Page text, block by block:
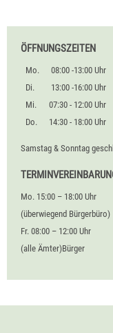
ÖFFNUNGSZEITEN
Mo.
08:00 -13:00 Uhr
Di.
13:00 -16:00 Uhr
Mi.
07:30 - 12:00 Uhr
Do.
14:30 - 18:00 Uhr
Samstag & Sonntag
Mo. 15:00 – 18:00 Uhr
(überwiegend Bürgerbüro)
Fr. 08:00 – 12:00 Uhr
(alle Ämter)Bürger